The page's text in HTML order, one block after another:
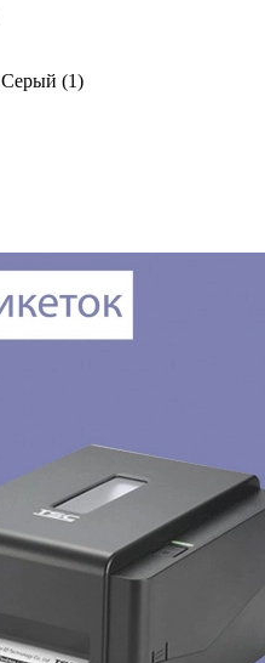
Серый (1)